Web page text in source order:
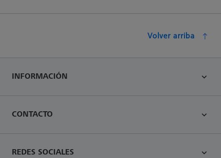
Volver arriba
INFORMACIÓN
CONTACTO
REDES SOCIALES